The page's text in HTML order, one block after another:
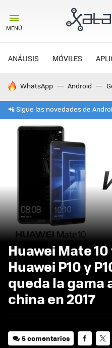
MENÚ
ANÁLISIS MÓVILES
HOY SE HABLA DE
WhatsApp Android
📲 Sigue las novedades de
Huawei Mate
Huawei P10 y
queda la gama
china en 2017
5 comentarios